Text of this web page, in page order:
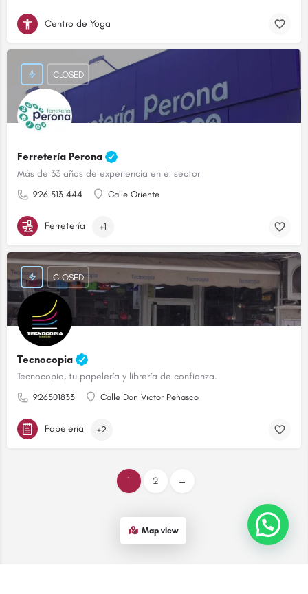
Centro de Yoga
Ferretería Perona
Más de 33 años de experiencia en el sector
926 513 444 Calle Oriente
CLOSED
Ferretería +1
Tecnocopia
Tecnocopia, tu papelería y librería de confianza.
926501833 Calle Don Víctor Peñasco
CLOSED
Papelería +2
1 2 →
Map view¡Contáctanos!